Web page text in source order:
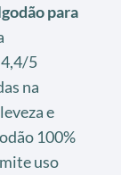
para
5
na
e
100%
uso